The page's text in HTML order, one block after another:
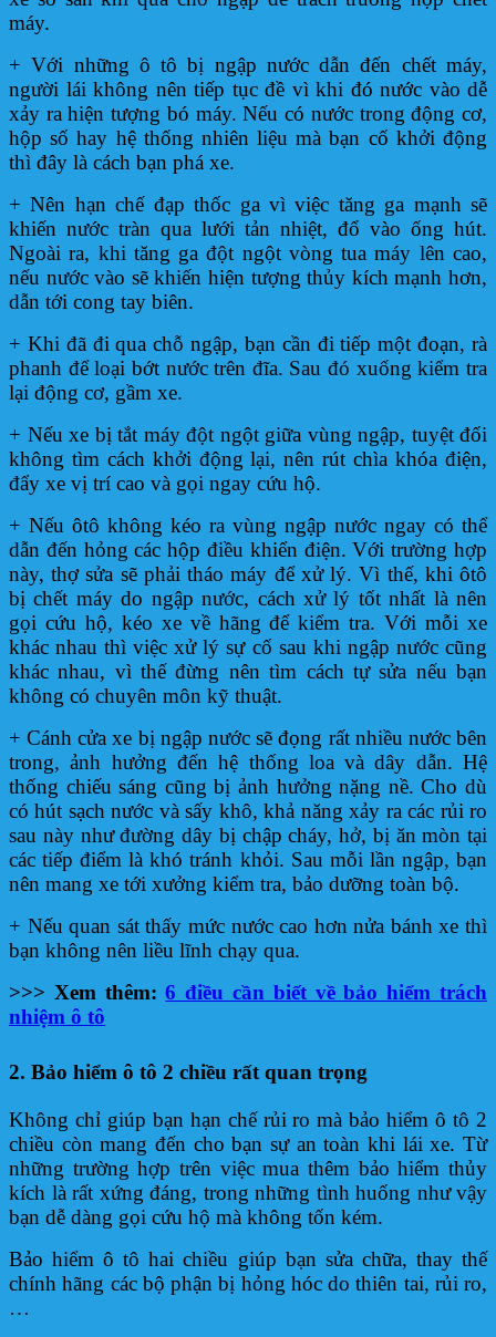
máy.
+ Với những ô tô bị ngập nước dẫn đến chết máy,
người lái không nên tiếp tục đề vì khi đó nước vào dễ
xảy ra hiện tượng bó máy. Nếu có nước trong động cơ,
hộp số hay hệ thống nhiên liệu mà bạn cố khởi động
thì đây là cách bạn phá xe.
+ Nên hạn chế đạp thốc ga vì việc tăng ga mạnh sẽ
khiến nước tràn qua lưới tản nhiệt, đổ vào ống hút.
Ngoài ra, khi tăng ga đột ngột vòng tua máy lên cao,
nếu nước vào sẽ khiến hiện tượng thủy kích mạnh hơn,
dẫn tới cong tay biên.
+ Khi đã đi qua chỗ ngập, bạn cần đi tiếp một đoạn, rà
phanh để loại bớt nước trên đĩa. Sau đó xuống kiểm tra
lại động cơ, gầm xe.
+ Nếu xe bị tắt máy đột ngột giữa vùng ngập, tuyệt đối
không tìm cách khởi động lại, nên rút chìa khóa điện,
đẩy xe vị trí cao và gọi ngay cứu hộ.
+ Nếu ôtô không kéo ra vùng ngập nước ngay có thể
dẫn đến hỏng các hộp điều khiển điện. Với trường hợp
này, thợ sửa sẽ phải tháo máy để xử lý. Vì thế, khi ôtô
bị chết máy do ngập nước, cách xử lý tốt nhất là nên
gọi cứu hộ, kéo xe về hãng để kiểm tra. Với mỗi xe
khác nhau thì việc xử lý sự cố sau khi ngập nước cũng
khác nhau, vì thế đừng nên tìm cách tự sửa nếu bạn
không có chuyên môn kỹ thuật.
+ Cánh cửa xe bị ngập nước sẽ đọng rất nhiều nước bên
trong, ảnh hưởng đến hệ thống loa và dây dẫn. Hệ
thống chiếu sáng cũng bị ảnh hưởng nặng nề. Cho dù
có hút sạch nước và sấy khô, khả năng xảy ra các rủi ro
sau này như đường dây bị chập cháy, hở, bị ăn mòn tại
các tiếp điểm là khó tránh khỏi. Sau mỗi lần ngập, bạn
nên mang xe tới xưởng kiểm tra, bảo dưỡng toàn bộ.
+ Nếu quan sát thấy mức nước cao hơn nửa bánh xe thì
bạn không nên liều lĩnh chạy qua.
>>> Xem thêm:6 điều cần biết về bảo hiểm trách
nhiệm ô tô
2. Bảo hiểm ô tô 2 chiều rất quan trọng
Không chỉ giúp bạn hạn chế rủi ro mà bảo hiểm ô tô 2
chiều còn mang đến cho bạn sự an toàn khi lái xe. Từ
những trường hợp trên việc mua thêm bảo hiểm thủy
kích là rất xứng đáng, trong những tình huống như vậy
bạn dễ dàng gọi cứu hộ mà không tốn kém.
Bảo hiểm ô tô hai chiều giúp bạn sửa chữa, thay thế
chính hãng các bộ phận bị hỏng hóc do thiên tai, rủi ro,
…